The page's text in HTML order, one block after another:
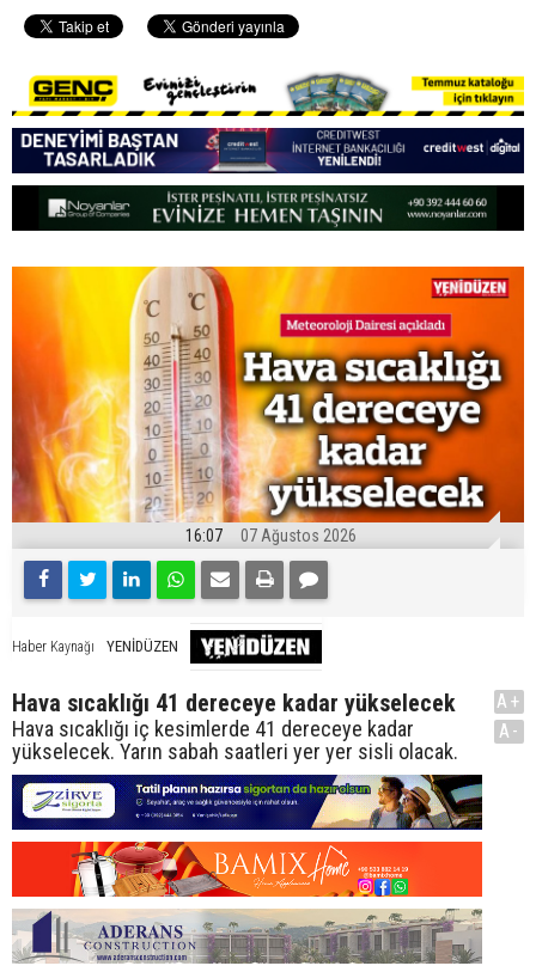
16:07 07 Ağustos 2026
Haber Kaynağı YENİDÜZEN
Hava sıcaklığı 41 dereceye kadar yükselecek
Hava sıcaklığı iç kesimlerde 41 dereceye kadar
yükselecek. Yarın sabah saatleri yer yer sisli olacak.
A+
A-